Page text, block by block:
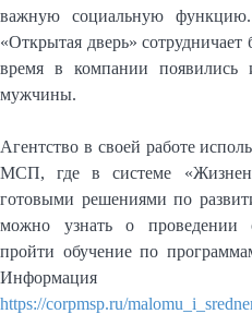
важную социальную
«Открытая дверь»
время в компании появились
мужчины.
Агентство в своей работе
МСП, где в системе
готовыми решениями по
можно узнать о проведении
пройти обучение по
https://corpmsp.ru/